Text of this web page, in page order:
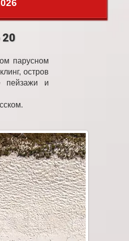
20
парусном
остров
пейзажи и